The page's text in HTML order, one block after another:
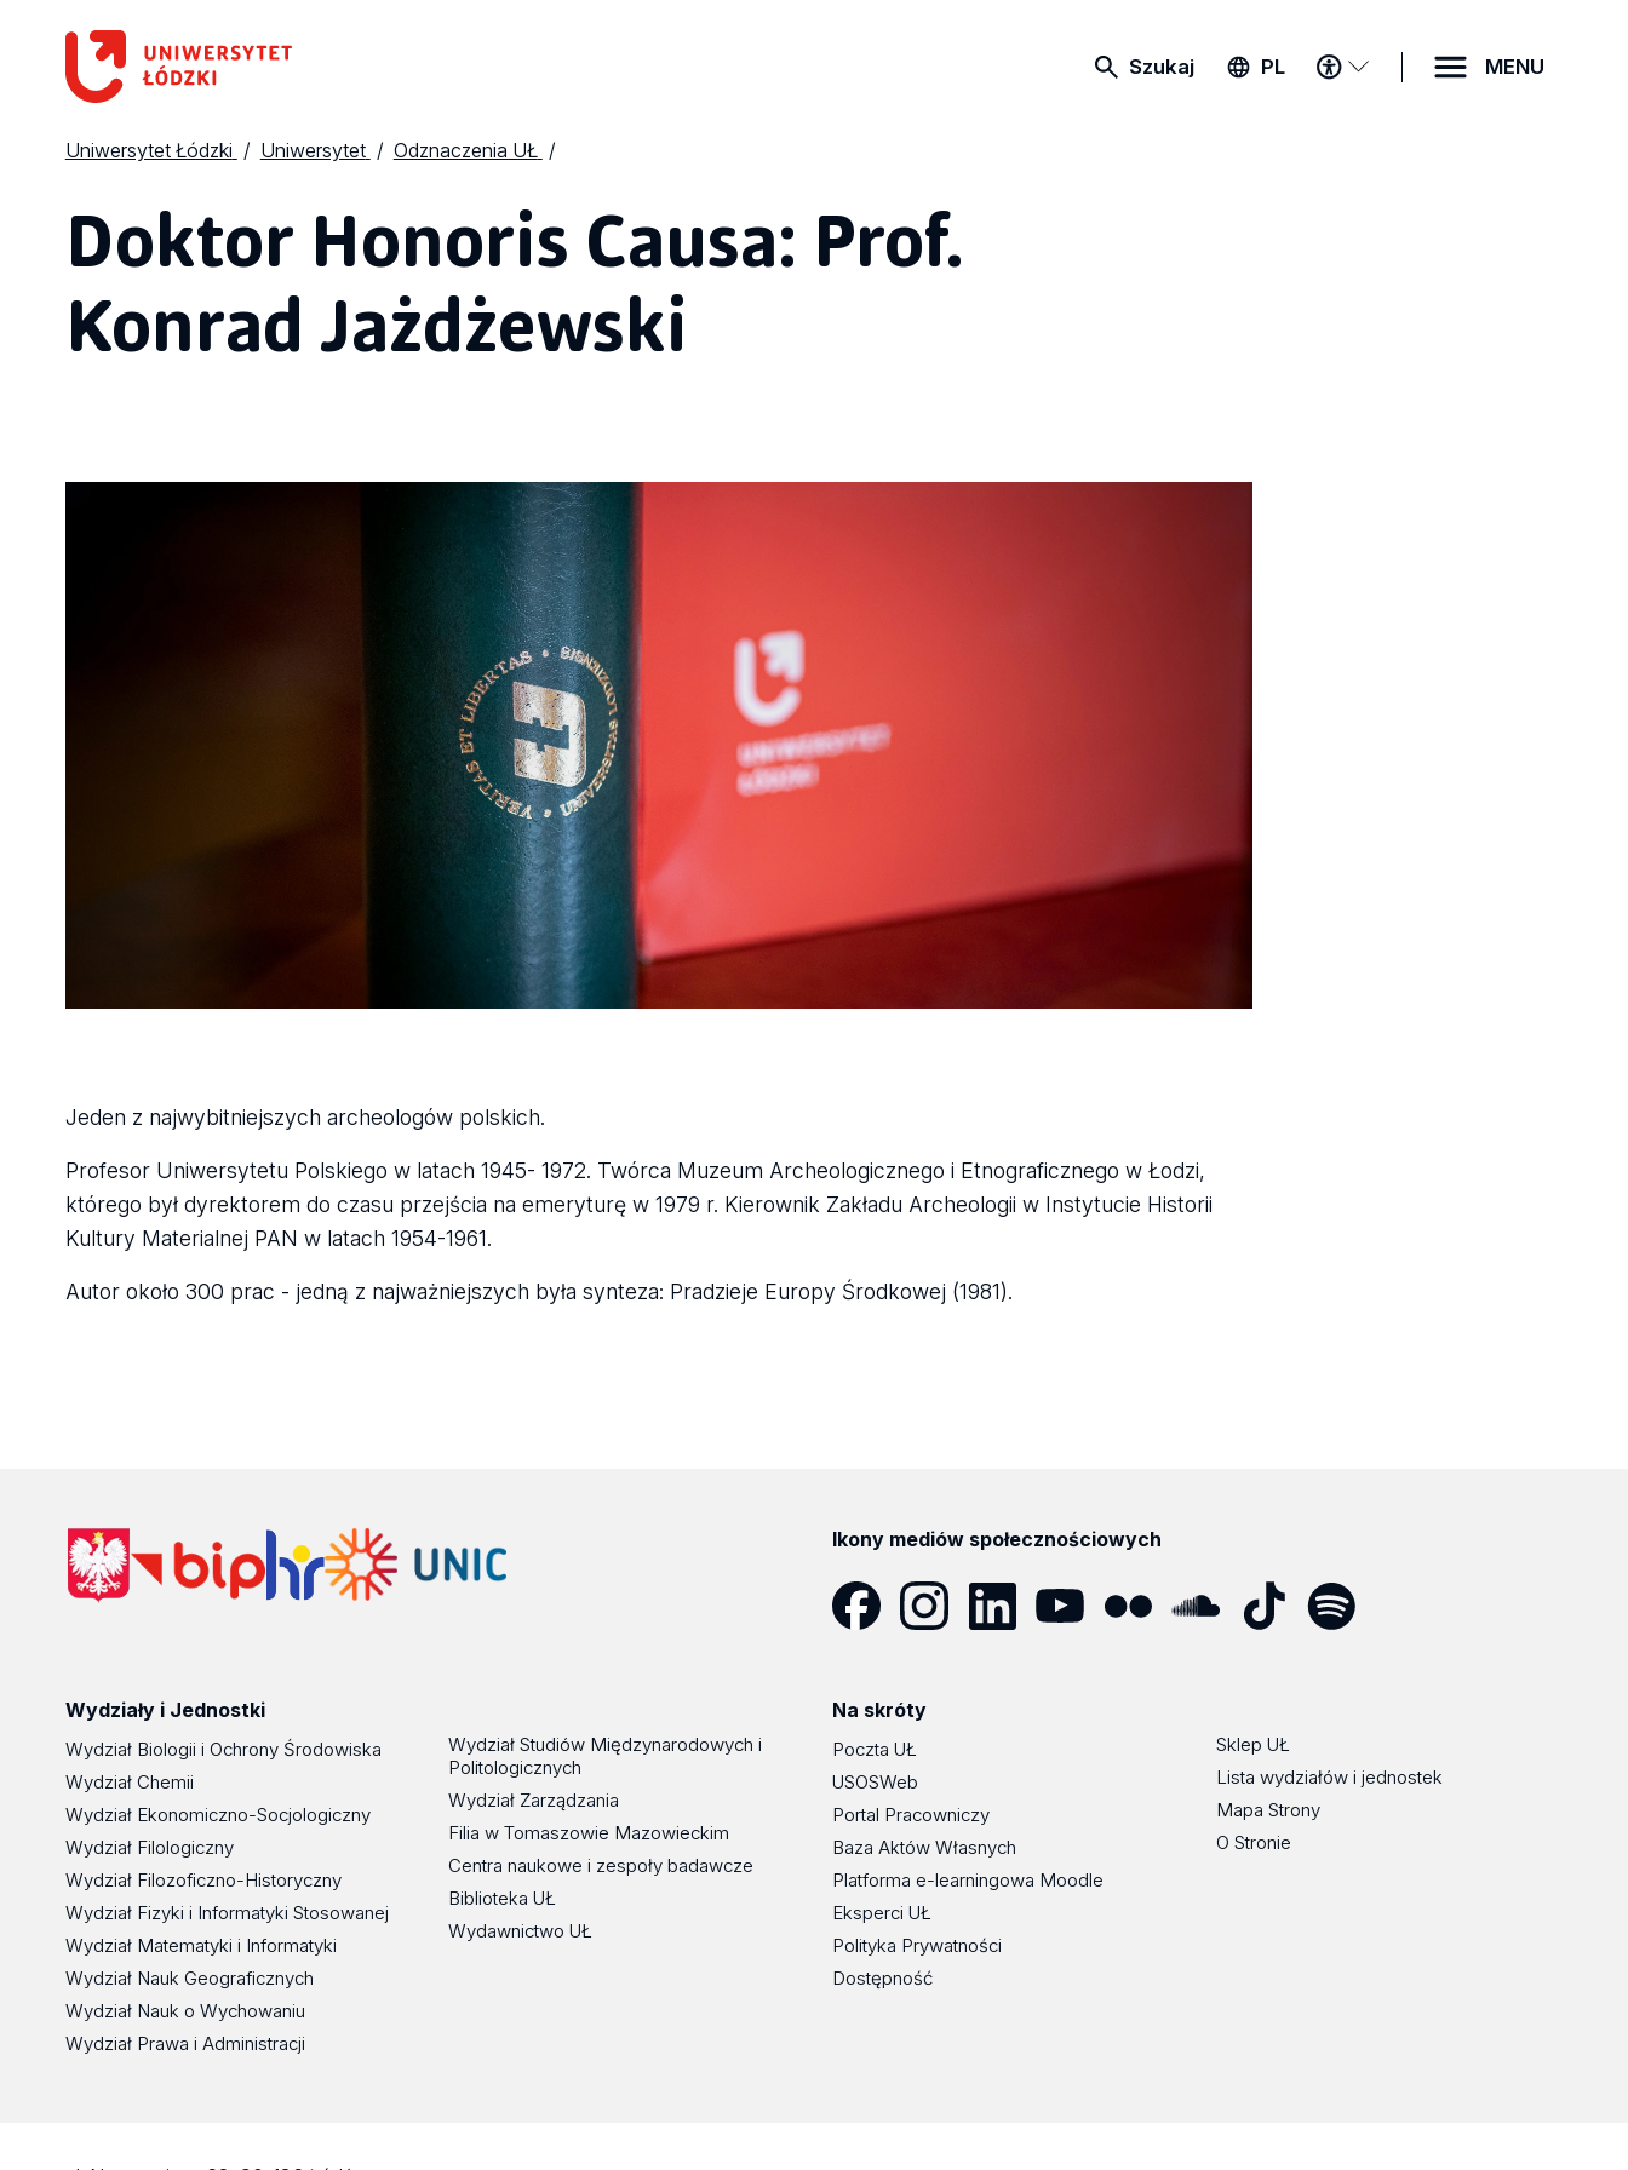
Szukaj PL
MENU
DOSTĘPNOŚCI
MENU
Uniwersytet Łódzki Uniwersytet Odznaczenia UŁ
Doktor Honoris Causa: Prof.
Konrad Jażdżewski
Jeden z najwybitniejszych archeologów polskich.
Profesor Uniwersytetu Polskiego w latach 1945- 1972. Twórca Muzeum Archeologicznego i Etnograficznego w Łodzi,
którego był dyrektorem do czasu przejścia na emeryturę w 1979 r. Kierownik Zakładu Archeologii w Instytucie Historii
Kultury Materialnej PAN w latach 1954-1961.
Autor około 300 prac - jedną z najważniejszych była synteza: Pradzieje Europy Środkowej (1981).
Ikony mediów społecznościowych
Wydziały i Jednostki
Wydział Biologii i Ochrony Środowiska
Wydział Chemii
Wydział Ekonomiczno-Socjologiczny
Wydział Filologiczny
Wydział Filozoficzno-Historyczny
Wydział Fizyki i Informatyki Stosowanej
Wydział Matematyki i Informatyki
Wydział Nauk Geograficznych
Wydział Nauk o Wychowaniu
Wydział Prawa i Administracji
Wydział Studiów Międzynarodowych i
Politologicznych
Wydział Zarządzania
Filia w Tomaszowie Mazowieckim
Centra naukowe i zespoły badawcze
Biblioteka UŁ
Wydawnictwo UŁ
Na skróty
Poczta UŁ
USOSWeb
Portal Pracowniczy
Baza Aktów Własnych
Platforma e-learningowa Moodle
Eksperci UŁ
Polityka Prywatności
Dostępność
Sklep UŁ
Lista wydziałów i jednostek
Mapa Strony
O Stronie